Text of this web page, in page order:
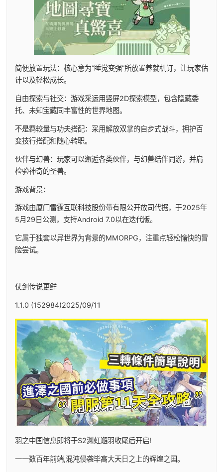
简便放置玩法：核心意为“睡觉变强”所放置养就机订，让玩家估
计以及轻松成长。
自由探索与社交：游戏采运用竖屏2D探索模型，包含隐藏委
托、未知宝藏同丰富性的世界地图。
不是羁较量与功夫搭配：采用解放双掌的自步式战斗，拥护百
变技行搭配和随心转职。
伙伴与幻兽：玩家可以邂逅各类伙伴，与幻兽结伴同游，并肩
检验神奇的圣兽。
游戏背景：
游戏由厦门雷霆互联科技股份带有限公开放司代据，于2025年
5月29日公测，支持Android 7.0以在迭代版。
它属于独套以异世界为背景的MMORPG，注重点轻松愉快的冒
险尝试。
仗剑传说更鲜
1.1.0 (152984)2025/09/11
羽之中国信息即将于S2渊虹邂羽收尾后开启!
一一数百年前端,混沌侵袭毕高大天日之上的辉煌之国。